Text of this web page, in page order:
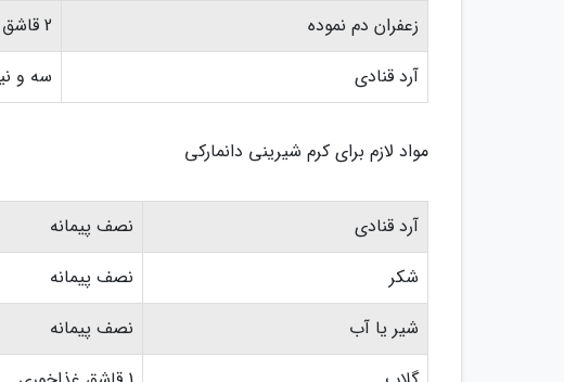
زعفران دم نموده
2 قاشق غذاخوری
آرد قنادی
سه و
مواد لازم برای کرم شیرینی دانمارکی
آرد قنادی
نصف پیمانه
شکر
نصف پیمانه
شیر یا آب
نصف پیمانه